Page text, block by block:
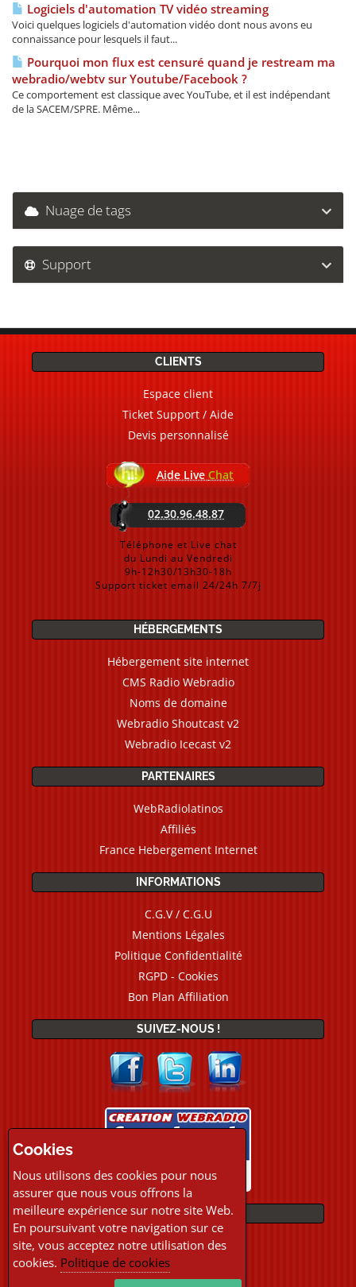
Logiciels d'automation TV vidéo streaming
Voici quelques logiciels d'automation vidéo dont nous avons eu
connaissance pour lesquels il faut...
Pourquoi mon flux est censuré quand je restream ma
webradio/webtv sur Youtube/Facebook ?
Ce comportement est classique avec YouTube, et il est indépendant
de la SACEM/SPRE. Même...
Nuage de tags
Support
CLIENTS
Espace client
Ticket Support / Aide
Devis personnalisé
Aide Live Chat
02.30.96.48.87
Téléphone et Live chat
du Lundi au Vendredi
9h-12h30/13h30-18h
Support ticket email 24/24h 7/7j
HÉBERGEMENTS
Hébergement site internet
CMS Radio Webradio
Noms de domaine
Webradio Shoutcast v2
Webradio Icecast v2
PARTENAIRES
WebRadiolatinos
Affiliés
France Hebergement Internet
INFORMATIONS
C.G.V / C.G.U
Mentions Légales
Politique Confidentialité
RGPD - Cookies
Bon Plan Affiliation
SUIVEZ-NOUS !
PAIEMENTS
Cookies
Nous utilisons des cookies pour nous
assurer que nous vous offrons la
meilleure expérience sur notre site Web.
En poursuivant votre navigation sur ce
site, vous acceptez notre utilisation des
cookies. Politique de cookies